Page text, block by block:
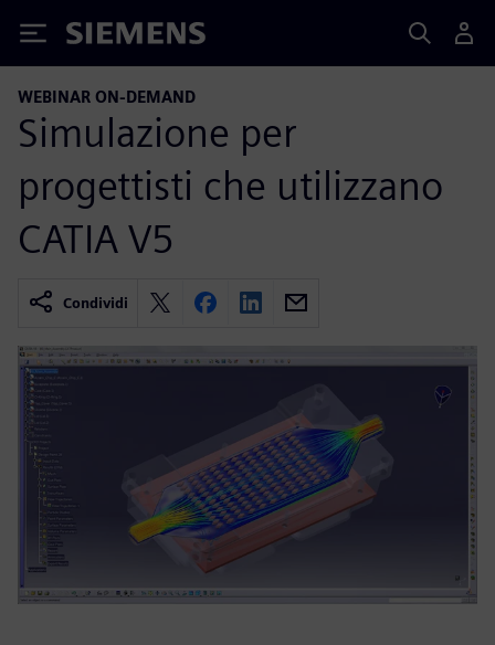
Siemens
WEBINAR ON-DEMAND
Simulazione per
progettisti che utilizzano
CATIA V5
Condividi